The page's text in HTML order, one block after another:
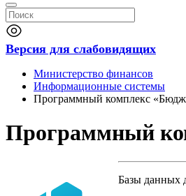
Версия для слабовидящих
Министерство финансов
Информационные системы
Программный комплекс
Программный
Базы данных